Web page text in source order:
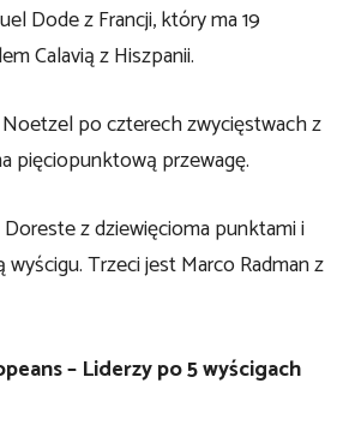
Dode z Francji, który ma 19
Calavią z Hiszpanii.
Noetzel po czterech zwycięstwach z
pięciopunktową przewagę.
z dziewięcioma punktami i
Trzeci jest Marco Radman z
– Liderzy po 5 wyścigach